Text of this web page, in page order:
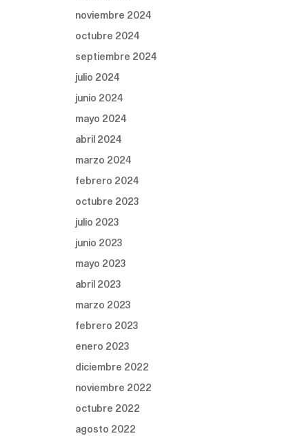
noviembre 2024
octubre 2024
septiembre 2024
julio 2024
junio 2024
mayo 2024
abril 2024
marzo 2024
febrero 2024
octubre 2023
julio 2023
junio 2023
mayo 2023
abril 2023
marzo 2023
febrero 2023
enero 2023
diciembre 2022
noviembre 2022
octubre 2022
agosto 2022